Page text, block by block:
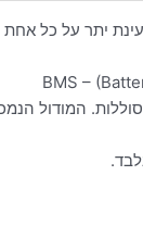
שימו לב: זהו מודול מודולרי שמתאים